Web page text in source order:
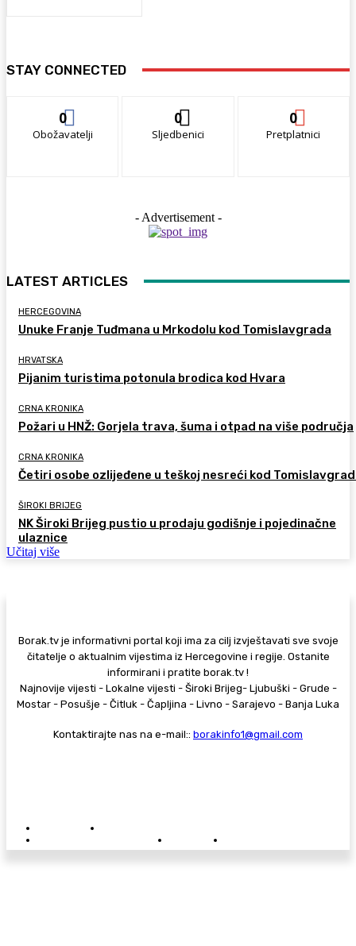
STAY CONNECTED
0
Obožavatelji
0
Sljedbenici
0
Pretplatnici
- Advertisement -
LATEST ARTICLES
HERCEGOVINA
Unuke Franje Tuđmana u Mrkodolu kod Tomislavgrada
HRVATSKA
Pijanim turistima potonula brodica kod Hvara
CRNA KRONIKA
Požari u HNŽ: Gorjela trava, šuma i otpad na više područja
CRNA KRONIKA
Četiri osobe ozlijeđene u teškoj nesreći kod
ŠIROKI BRIJEG
NK Široki Brijeg pustio u prodaju godišnje i pojedinačne
ulaznice
Učitaj više
Borak.tv je informativni portal koji ima za cilj izvještavati sve svoje
čitatelje o aktualnim vijestima iz Hercegovine i regije. Ostanite
informirani i pratite borak.tv !
Najnovije vijesti - Lokalne vijesti - Široki Brijeg- Ljubuški - Grude -
Mostar - Posušje - Čitluk - Čapljina - Livno - Sarajevo - Banja Luka
Kontaktirajte nas na e-mail:: borakinfo1@gmail.com